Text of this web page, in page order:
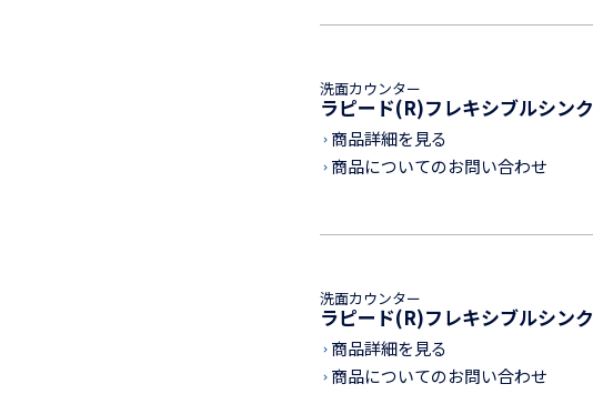
洗面カウンター
ラピード(R)フレキシブルシンク
keyboard_arrow_right 商品詳細を見る
keyboard_arrow_right 商品についてのお問い合わせ
洗面カウンター
ラピード(R)フレキシブルシンク
keyboard_arrow_right 商品詳細を見る
keyboard_arrow_right 商品についてのお問い合わせ